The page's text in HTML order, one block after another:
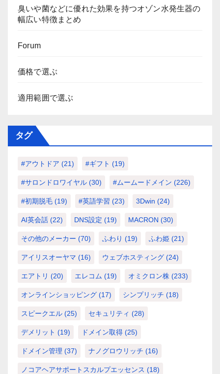
臭いや菌などに優れた効果を持つオゾン水発生器の
幅広い特徴まとめ
Forum
価格で選ぶ
適用範囲で選ぶ
タグ
#アウトドア (21) #ギフト (19)
#サロンドロワイヤル (30) #ムームードメイン (226)
#初期脱毛 (19) #英語学習 (23) 3Dwin (24)
AI英会話 (22) DNS設定 (19) MACRON (30)
その他のメーカー (70) ふわり (19) ふわ姫 (21)
アイリスオーヤマ (16) ウェブホスティング (24)
エアトリ (20) エレコム (19) オミクロン株 (233)
オンラインショッピング (17) シンプリッチ (18)
スピークエル (25) セキュリティ (28)
デメリット (19) ドメイン取得 (25)
ドメイン管理 (37) ナノグロウリッチ (16)
ノコアヘアサポートスカルプエッセンス (18)